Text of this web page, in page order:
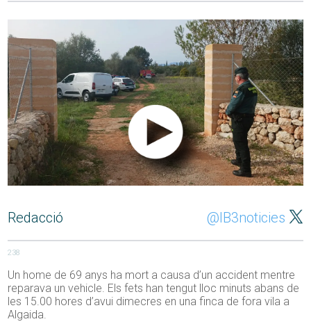
Redacció @IB3noticies
238
Un home de 69 anys ha mort a causa d’un accident mentre
reparava un vehicle. Els fets han tengut lloc minuts abans de
les 15.00 hores d’avui dimecres en una finca de fora vila a
Algaida.